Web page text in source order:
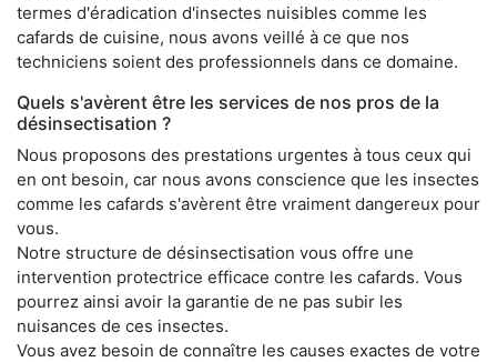
termes d'éradication d'insectes nuisibles comme les
cafards de cuisine, nous avons veillé à ce que nos
techniciens soient des professionnels dans ce domaine.
Quels s'avèrent être les services de nos pros de la
désinsectisation ?
Nous proposons des prestations urgentes à tous ceux qui
en ont besoin, car nous avons conscience que les insectes
comme les cafards s'avèrent être vraiment dangereux pour
vous.
Notre structure de désinsectisation vous offre une
intervention protectrice efficace contre les cafards. Vous
pourrez ainsi avoir la garantie de ne pas subir les
nuisances de ces insectes.
Vous avez besoin de connaître les causes exactes de votre